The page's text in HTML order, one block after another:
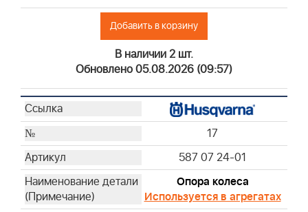
Добавить в корзину
В наличии 2 шт.
Обновлено 05.08.2026 (09:57)
17
587 07 24-01
Опора колеса
Используется в агрегатах